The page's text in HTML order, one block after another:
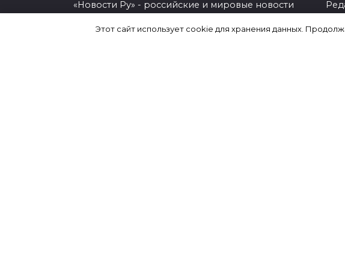
«Новости Ру» - российские и мировые новости
общества, политики, спорта, шоу-бизнеса,
Этот сайт использует cookie для хранения данных.